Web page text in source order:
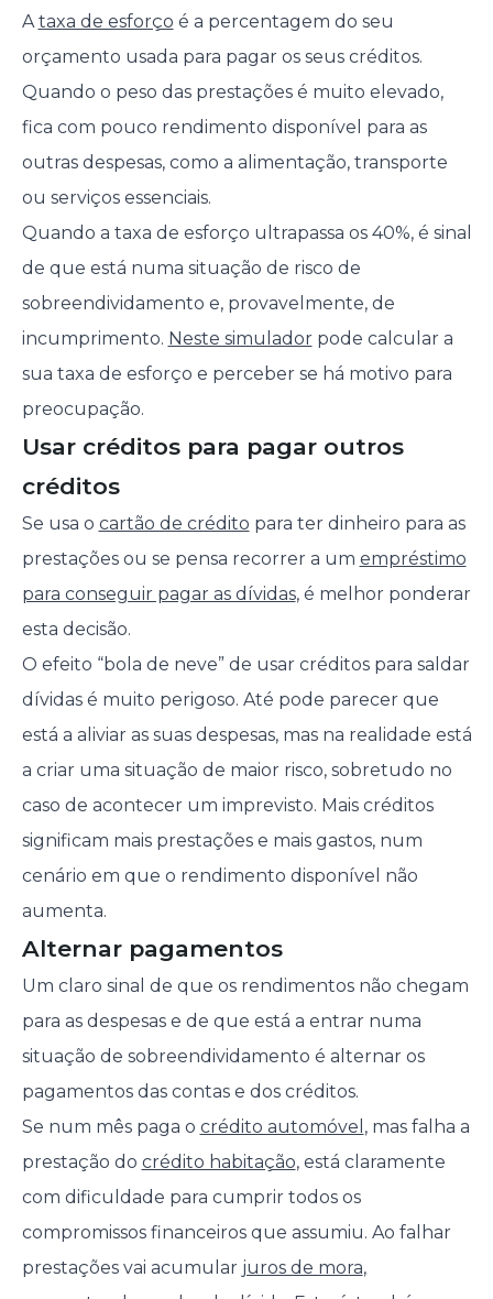
Ataxa de esforço é a percentagem do seu
orçamento usada para pagar os seus créditos.
Quando o peso das prestações é muito elevado,
fica com pouco rendimento disponível para as
outras despesas, como a alimentação, transporte
ou serviços essenciais.
Quando a taxa de esforço ultrapassa os 40%, é sinal
de que está numa situação de risco de
sobreendividamento e, provavelmente, de
incumprimento. Neste simuladorpode calcular a
sua taxa de esforço e perceber se há motivo para
preocupação.
Usar créditos para pagar outros
créditos
Se usa o cartão de crédito para ter dinheiro para as
prestações ou se pensa recorrer a um empréstimo
para conseguir pagar as dívidas, é melhor ponderar
esta decisão.
O efeito “bola de neve” de usar créditos para saldar
dívidas é muito perigoso. Até pode parecer que
está a aliviar as suas despesas, mas na realidade está
a criar uma situação de maior risco, sobretudo no
caso de acontecer um imprevisto. Mais créditos
significam mais prestações e mais gastos, num
cenário em que o rendimento disponível não
aumenta.
Alternar pagamentos
Um claro sinal de que os rendimentos não chegam
para as despesas e de que está a entrar numa
situação de sobreendividamento é alternar os
pagamentos das contas e dos créditos.
Se num mês paga o crédito automóvel , mas falha a
prestação do crédito habitação, está claramente
com dificuldade para cumprir todos os
compromissos financeiros que assumiu. Ao falhar
prestações vai acumular juros de mora,